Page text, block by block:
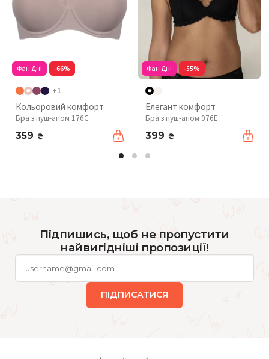
Фан Дні -66%
+1
Кольоровий комфорт
Бра з пуш-апом 176C
359 ₴
Фан Дні -55%
Елегант комфорт
Бра з пуш-апом 076Е
399 ₴
Підпишись, щоб не пропустити
найвигідніші пропозиції!
ПІДПИСАТИСЯ